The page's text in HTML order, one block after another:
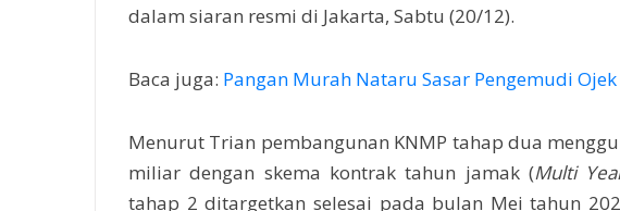
dalam siaran resmi di Jakarta, Sabtu (20/12).
Baca juga: Pangan Murah Nataru Sasar Pengemudi
Menurut Trian pembangunan KNMP tahap dua
miliar dengan skema kontrak tahun jamak (Multi
tahap 2 ditargetkan selesai pada bulan Mei tahun